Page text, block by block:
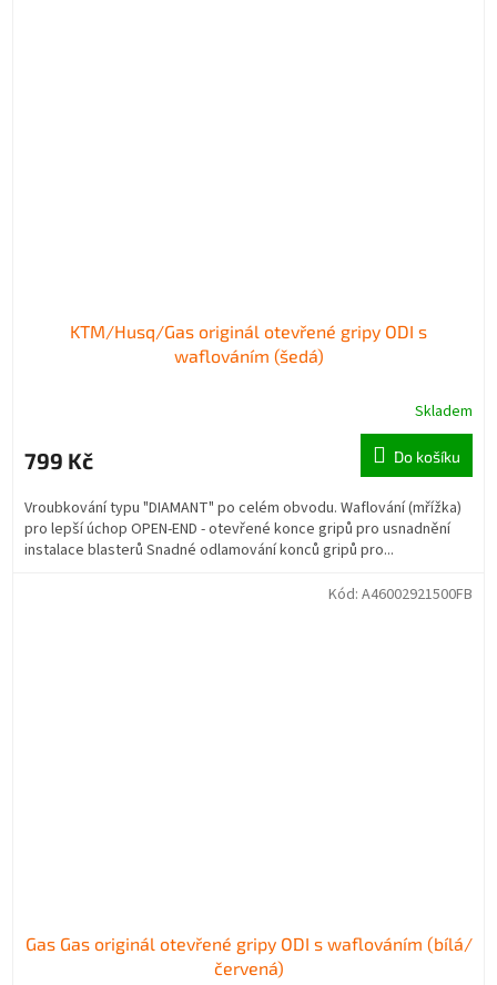
KTM/Husq/Gas originál otevřené gripy ODI s
waflováním (šedá)
Skladem
799 Kč Do košíku
Vroubkování typu "DIAMANT" po celém obvodu. Waflování (mřížka)
pro lepší úchop OPEN-END - otevřené konce gripů pro usnadnění
instalace blasterů Snadné odlamování konců gripů pro...
Gas Gas originál otevřené gripy ODI s waflováním (bílá/
červená)
Kód: A46002921500FB